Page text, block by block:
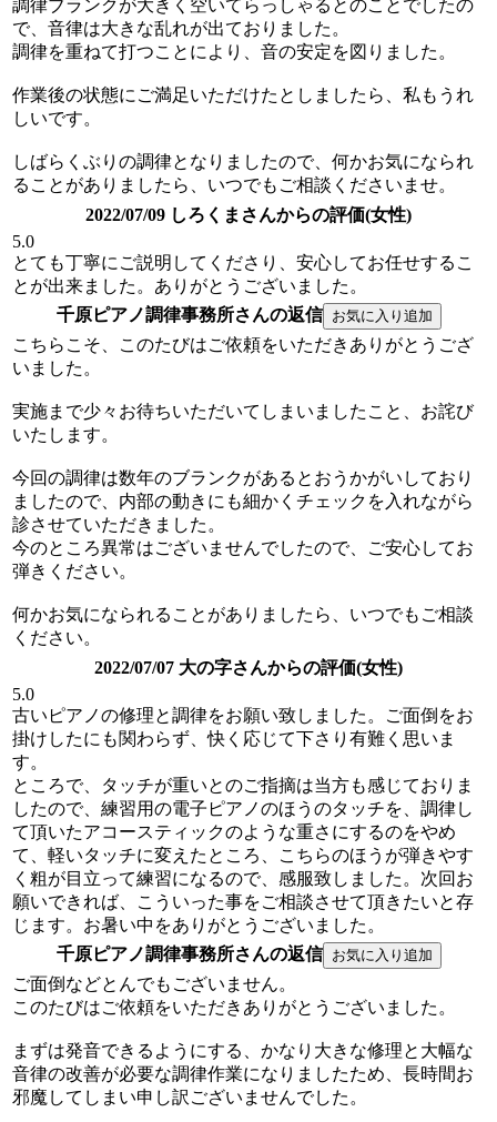
調律ブランクが大きく空いてらっしゃるとのことでしたの
で、音律は大きな乱れが出ておりました。
調律を重ねて打つことにより、音の安定を図りました。
作業後の状態にご満足いただけたとしましたら、私もうれ
しいです。
しばらくぶりの調律となりましたので、何かお気になられ
ることがありましたら、いつでもご相談くださいませ。
2022/07/09 しろくまさんからの評価(女性)
5.0
とても丁寧にご説明してくださり、安心してお任せするこ
とが出来ました。ありがとうございました。
千原ピアノ調律事務所さんの返信
こちらこそ、このたびはご依頼をいただきありがとうござ
いました。
実施まで少々お待ちいただいてしまいましたこと、お詫び
いたします。
今回の調律は数年のブランクがあるとおうかがいしており
ましたので、内部の動きにも細かくチェックを入れながら
診させていただきました。
今のところ異常はございませんでしたので、ご安心してお
弾きください。
何かお気になられることがありましたら、いつでもご相談
ください。
2022/07/07 大の字さんからの評価(女性)
5.0
古いピアノの修理と調律をお願い致しました。ご面倒をお
掛けしたにも関わらず、快く応じて下さり有難く思いま
す。
ところで、タッチが重いとのご指摘は当方も感じておりま
したので、練習用の電子ピアノのほうのタッチを、調律し
て頂いたアコースティックのような重さにするのをやめ
て、軽いタッチに変えたところ、こちらのほうが弾きやす
く粗が目立って練習になるので、感服致しました。次回お
願いできれば、こういった事をご相談させて頂きたいと存
じます。お暑い中をありがとうございました。
千原ピアノ調律事務所さんの返信
ご面倒などとんでもございません。
このたびはご依頼をいただきありがとうございました。
まずは発音できるようにする、かなり大きな修理と大幅な
音律の改善が必要な調律作業になりましたため、長時間お
邪魔してしまい申し訳ございませんでした。